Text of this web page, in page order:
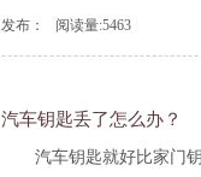
发布： 阅读量:5463
汽车钥匙丢了怎么办？
汽车钥匙就好比家门钥